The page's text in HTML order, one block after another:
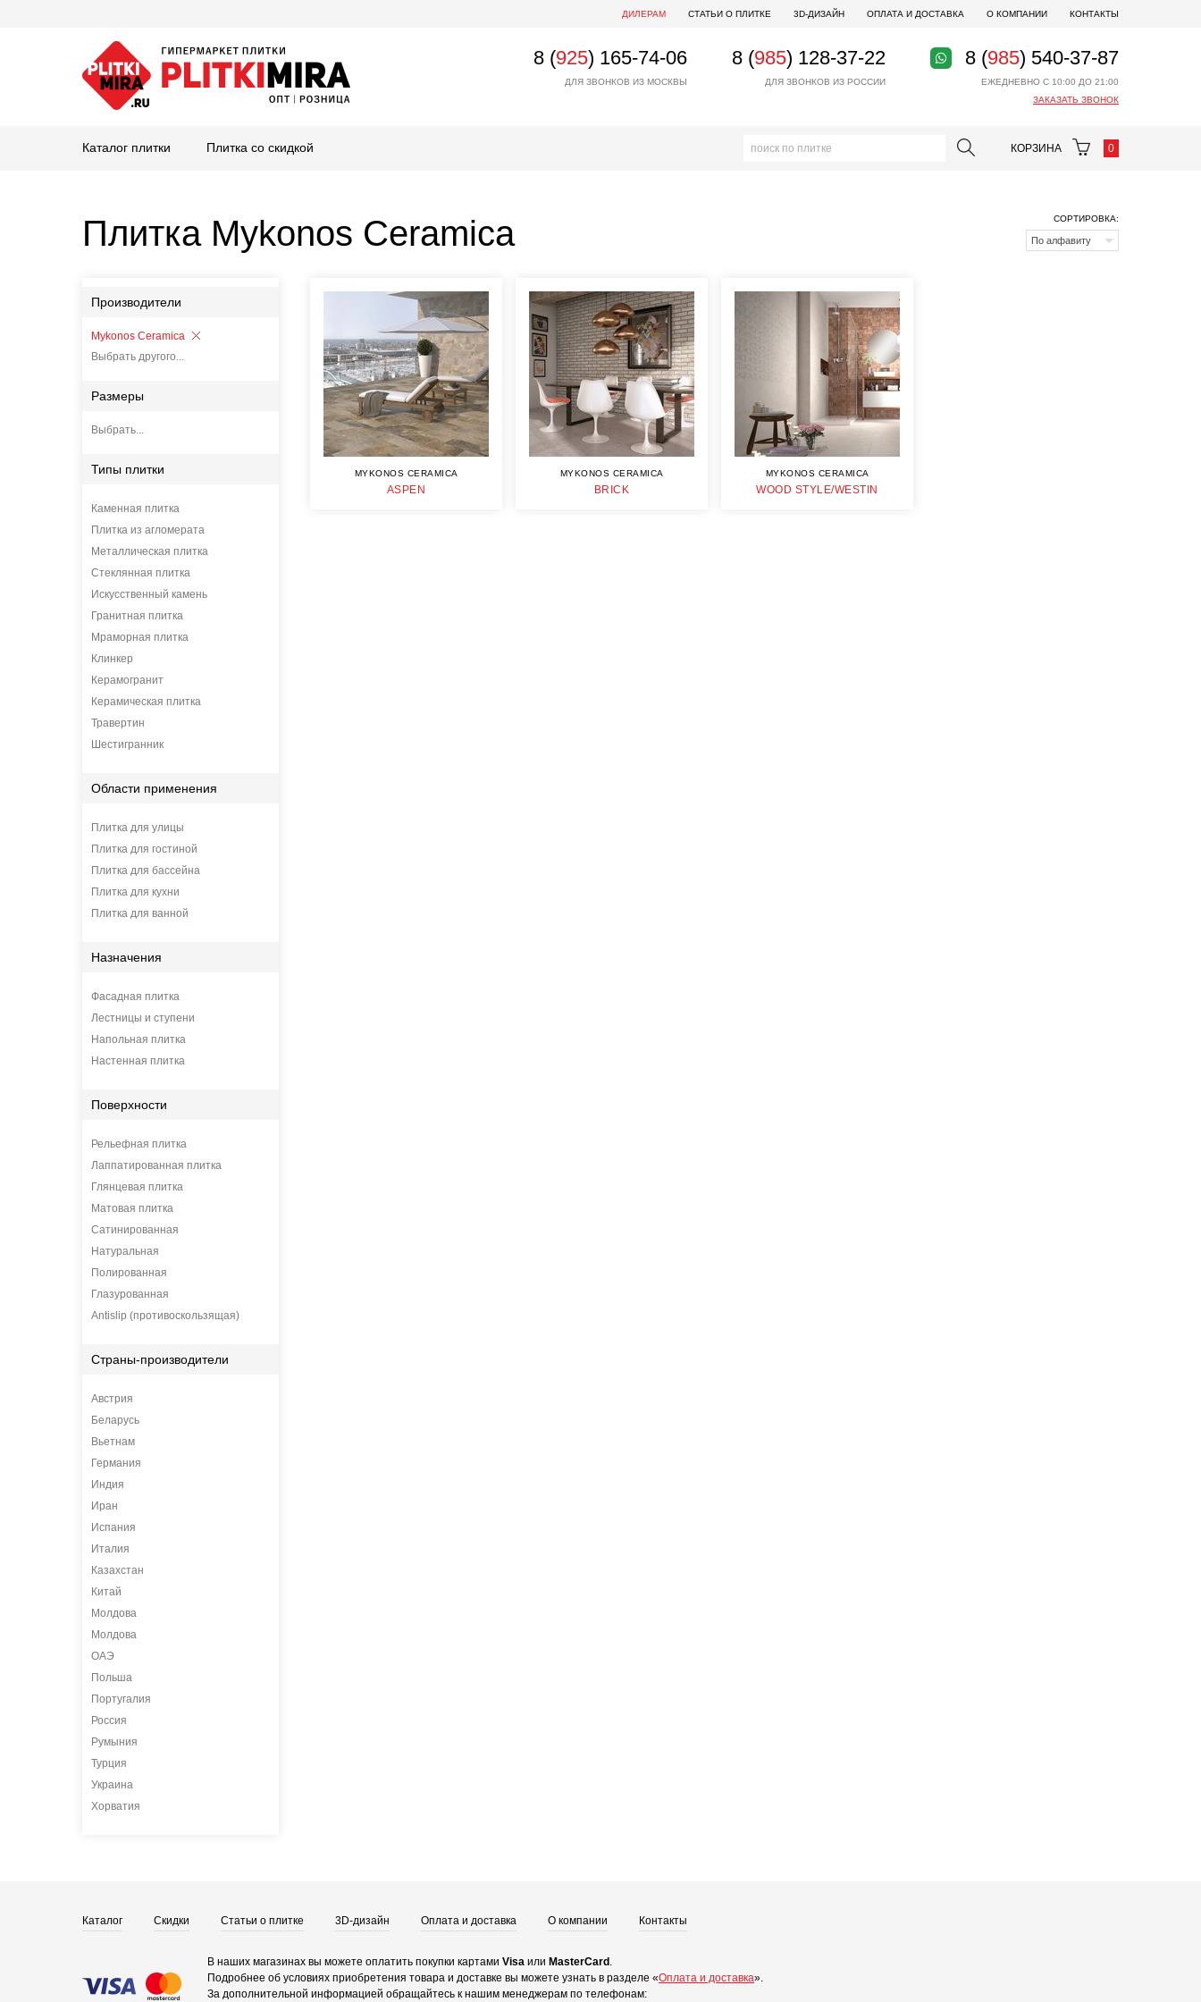
ДИЛЕРАМ СТАТЬИ О ПЛИТКЕ 3D-ДИЗАЙН ОПЛАТА И ДОСТАВКА О КОМПАНИИ КОНТАКТЫ
8 (925) 165-74-06
ДЛЯ ЗВОНКОВ ИЗ МОСКВЫ
8 (985) 128-37-22
ДЛЯ ЗВОНКОВ ИЗ РОССИИ
8 (985) 540-37-87
ЕЖЕДНЕВНО С 10:00 ДО 21:00
ЗАКАЗАТЬ ЗВОНОК
Каталог плитки Плитка со скидкой КОРЗИНА 0
Плитка Mykonos Ceramica СОРТИРОВКА:
По алфавиту
Производители
Mykonos Ceramica
Выбрать другого...
Размеры
Выбрать...
Типы плитки
Каменная плитка
Плитка из агломерата
Металлическая плитка
Стеклянная плитка
Искусственный камень
Гранитная плитка
Мраморная плитка
Клинкер
Керамогранит
Керамическая плитка
Травертин
Шестигранник
Области применения
Плитка для улицы
Плитка для гостиной
Плитка для бассейна
Плитка для кухни
Плитка для ванной
Назначения
Фасадная плитка
Лестницы и ступени
Напольная плитка
Настенная плитка
Поверхности
Рельефная плитка
Лаппатированная плитка
Глянцевая плитка
Матовая плитка
Сатинированная
Натуральная
Полированная
Глазурованная
Antislip (противоскользящая)
Страны-производители
Австрия
Беларусь
Вьетнам
Германия
Индия
Иран
Испания
Италия
Казахстан
Китай
Молдова
Молдова
ОАЭ
Польша
Португалия
Россия
Румыния
Турция
Украина
Хорватия
MYKONOS CERAMICA
ASPEN
MYKONOS CERAMICA
BRICK
MYKONOS CERAMICA
WOOD STYLE/WESTIN
Каталог Скидки Статьи о плитке 3D-дизайн Оплата и доставка О компании Контакты
В наших магазинах вы можете оплатить покупки картами Visa или MasterCard .
Подробнее об условиях приобретения товара и доставке вы можете узнать в разделе «Оплата и доставка».
За дополнительной информацией обращайтесь к нашим менеджерам по телефонам: